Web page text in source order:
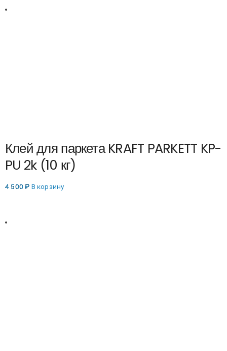
Клей для паркета KRAFT PARKETT KP-
PU 2k (10 кг)
4 500₽ В корзину